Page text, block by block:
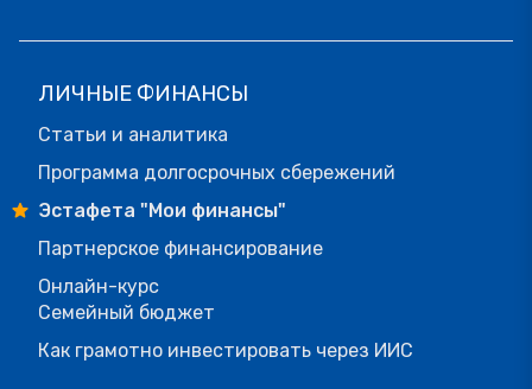
ЛИЧНЫЕ ФИНАНСЫ
Статьи и аналитика
Программа долгосрочных сбережений
Эстафета "Мои финансы"
Партнерское финансирование
Онлайн-курс
Семейный бюджет
Как грамотно инвестировать через ИИС